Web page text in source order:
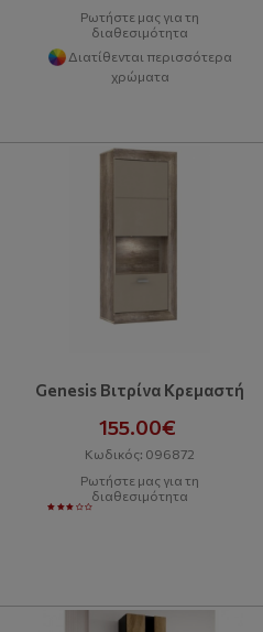
Ρωτήστε μας για τη
διαθεσιμότητα
Διατίθενται περισσότερα
χρώματα
Genesis Βιτρίνα Κρεμαστή
155.00€
Κωδικός: 096872
Ρωτήστε μας για τη
διαθεσιμότητα